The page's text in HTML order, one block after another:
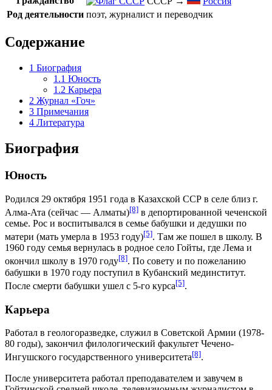
Род деятельности поэт, журналист и переводчик
Содержание
1 Биография
1.1 Юность
1.2 Карьера
2 Журнал «Гоч»
3 Примечания
4 Литература
Биография
Юность
Родился 29 октября 1951 года в Казахской ССР в селе близ г.
Алма-Ата (сейчас — Алматы)[8] в депортированной чеченской
семье. Рос и воспитывался в семье бабушки и дедушки по
матери (мать умерла в 1953 году)[5]. Там же пошел в школу. В
1960 году семья вернулась в родное село Гойты, где Лема и
окончил школу в 1970 году[8]. По совету и по пожеланию
бабушки в 1970 году поступил в Кубанский мединститут.
После смерти бабушки ушел с 5-го курса[5].
Карьера
Работал в геологоразведке, служил в Советской Армии (1978-
80 годы), закончил филологический факультет Чечено-
Ингушского государственного университета[8].
После университета работал преподавателем и завучем в